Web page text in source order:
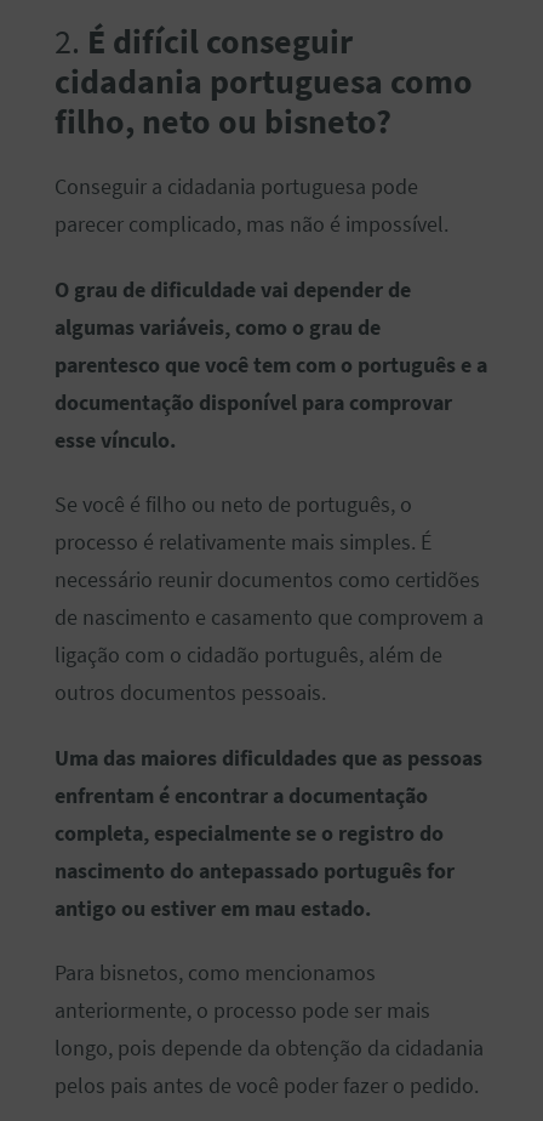
2. É difícil conseguir
cidadania portuguesa como
filho, neto ou bisneto?
Conseguir a cidadania portuguesa pode
parecer complicado, mas não é impossível.
O grau de dificuldade vai depender de
algumas variáveis, como o grau de
parentesco que você tem com o português e a
documentação disponível para comprovar
esse vínculo.
Se você é filho ou neto de português, o
processo é relativamente mais simples. É
necessário reunir documentos como certidões
de nascimento e casamento que comprovem a
ligação com o cidadão português, além de
outros documentos pessoais.
Uma das maiores dificuldades que as pessoas
enfrentam é encontrar a documentação
completa, especialmente se o registro do
nascimento do antepassado português for
antigo ou estiver em mau estado.
Para bisnetos, como mencionamos
anteriormente, o processo pode ser mais
longo, pois depende da obtenção da cidadania
pelos pais antes de você poder fazer o pedido.